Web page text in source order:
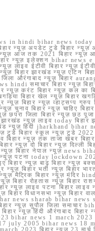
in hindi bihar news
न्यूज़ अपडेट टुडे बिहार न्यूज़
आज तक 2021 बिहार न्यूज़
न्यूज़ इलेक्शन bihar news
लाइव ईटीवी बिहार न्यूज़
बिहार झारखंड न्यूज़ एटिन
जिला औरंगाबाद न्यूज़
hindi समाचार बिहार
न्यूज़ करंट बिहार न्यूज़ कल का
बिहार खेल न्यूज़ बिहार
न्यूज़ बिहार न्यूज़
चुनाव बिहार न्यूज़ चाहिए
जिला बिहार न्यूज़ छठ पूजा
झारखंड न्यूज़ लाइव today
न्यूज़ हिंदी jharkhand bihar
टुडे बिहार स्कूल न्यूज़ टुडे
बिहार न्यूज़ तक ताजा खबर
न्यूज़ दो बिहार न्यूज़ दिल्ली
न्यूज़ बिहार नेपाल न्यूज़
न्यूज़ पटना today lockdown
बिहार न्यूज़ बाढ़ बिहार न्यूज़
न्यूज़ बिहार भर्ती न्यूज़
न्यूज़ मैट्रिक बिहार न्यूज़ मंदिर
न्यूज़ बिहार रोहतास न्यूज़
न्यूज़ लाइव पटना बिहार
विधानसभा न्यूज़ बिहार
news sharab bihar news
न्यूज़ सुपौल जिला समाचार
बिहार न्यूज़ हिंदी औरंगाबाद
bihar news 1 march
july 2005 bihar news 18
2023 बिहार न्यूज़ 23